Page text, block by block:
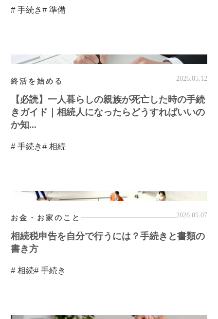
# 手続き# 準備
終活を始める 2026.05.12
【必読】一人暮らしの親族が死亡した時の手続
きガイド｜相続人になったらどうすればいいの
か知...
# 手続き# 相続
お金・お家のこと 2026.05.07
相続税申告を自分で行うには？手続きと書類の
書き方
# 相続# 手続き